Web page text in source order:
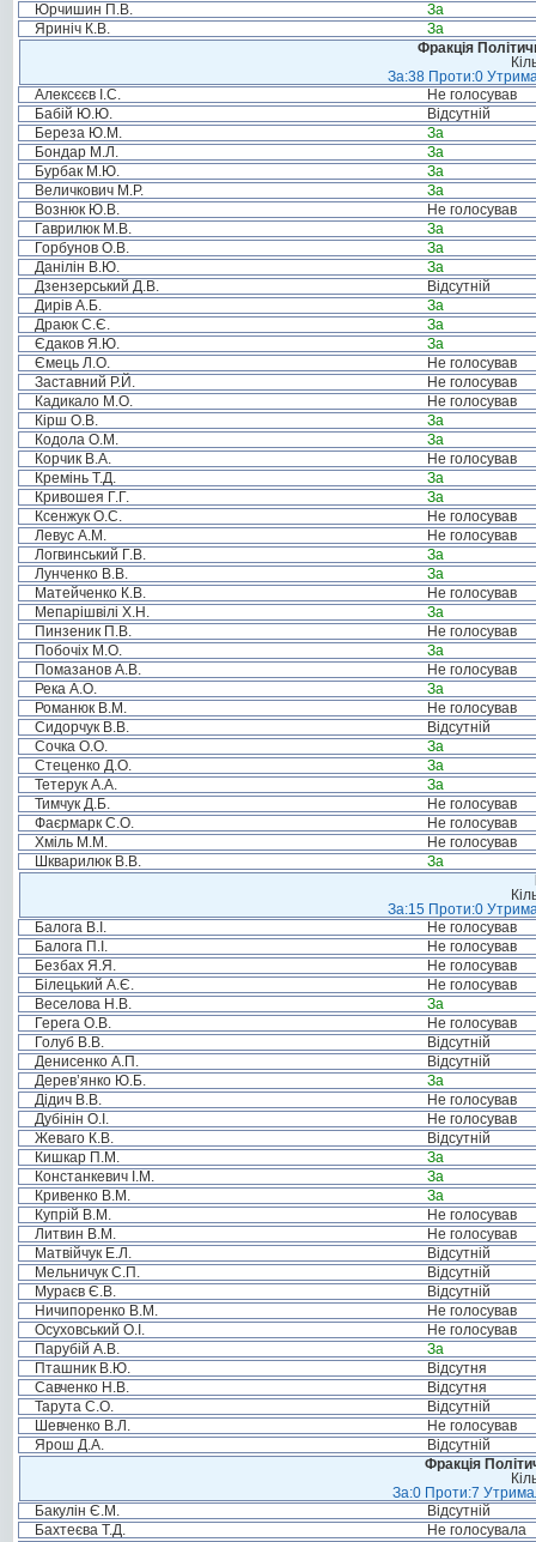
Юрчишин П.В.
За
Яриніч К.В.
За
Фракція
За:38 Проти:0
Алексєєв І.С.
Не голосував
Бабій Ю.Ю.
Відсутній
Береза Ю.М.
За
Бондар М.Л.
За
Бурбак М.Ю.
За
Величкович М.Р.
За
Вознюк Ю.В.
Не голосував
Гаврилюк М.В.
За
Горбунов О.В.
За
Данілін В.Ю.
За
Дзензерський Д.В.
Відсутній
Дирів А.Б.
За
Драюк С.Є.
За
Єдаков Я.Ю.
За
Ємець Л.О.
Не голосував
Заставний Р.Й.
Не голосував
Кадикало М.О.
Не голосував
Кірш О.В.
За
Кодола О.М.
За
Корчик В.А.
Не голосував
Кремінь Т.Д.
За
Кривошея Г.Г.
За
Ксенжук О.С.
Не голосував
Левус А.М.
Не голосував
Логвинський Г.В.
За
Лунченко В.В.
За
Матейченко К.В.
Не голосував
Мепарішвілі Х.Н.
За
Пинзеник П.В.
Не голосував
Побочіх М.О.
За
Помазанов А.В.
Не голосував
Река А.О.
За
Романюк В.М.
Не голосував
Сидорчук В.В.
Відсутній
Сочка О.О.
За
Стеценко Д.О.
За
Тетерук А.А.
За
Тимчук Д.Б.
Не голосував
Фаєрмарк С.О.
Не голосував
Хміль М.М.
Не голосував
Шкварилюк В.В.
За
За:15 Проти:0
Балога В.І.
Не голосував
Балога П.І.
Не голосував
Безбах Я.Я.
Не голосував
Білецький А.Є.
Не голосував
Веселова Н.В.
За
Герега О.В.
Не голосував
Голуб В.В.
Відсутній
Денисенко А.П.
Відсутній
Дерев’янко Ю.Б.
За
Дідич В.В.
Не голосував
Дубінін О.І.
Не голосував
Жеваго К.В.
Відсутній
Кишкар П.М.
За
Констанкевич І.М.
За
Кривенко В.М.
За
Купрій В.М.
Не голосував
Литвин В.М.
Не голосував
Матвійчук Е.Л.
Відсутній
Мельничук С.П.
Відсутній
Мураєв Є.В.
Відсутній
Ничипоренко В.М.
Не голосував
Осуховський О.І.
Не голосував
Парубій А.В.
За
Пташник В.Ю.
Відсутня
Савченко Н.В.
Відсутня
Тарута С.О.
Відсутній
Шевченко В.Л.
Не голосував
Ярош Д.А.
Відсутній
Фракція
За:0 Проти:7
Бакулін Є.М.
Відсутній
Бахтеєва Т.Д.
Не голосувала